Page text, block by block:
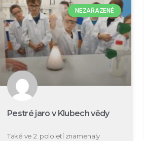
NEZAŘAZENÉ
Pestré jaro v Klubech vědy
Také ve 2. pololetí znamenaly